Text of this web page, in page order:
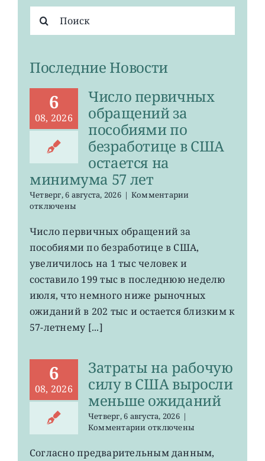
поиска:
Последние Новости
6
08, 2026
Число первичных
обращений за
пособиями по
безработице в США
остается на
минимума 57 лет
Четверг, 6 августа, 2026 | Комментариик
первичных
за
безработице
в
остается
лет
отключены
Число первичных обращений за
пособиями по безработице в США,
увеличилось на 1 тыс человек и
составило 199 тыс в последнюю неделю
июля, что немного ниже рыночных
ожиданий в 202 тыс и остается близким к
57-летнему [...]
6
08, 2026
Затраты на рабочую
силу в США выросли
меньше ожиданий
Четверг, 6 августа, 2026 |
Комментариик
Затраты
отключены
Согласно предварительным данным,